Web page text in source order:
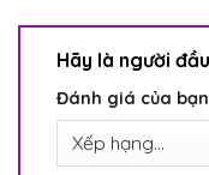
Hãy là người
Đánh giá của bạn